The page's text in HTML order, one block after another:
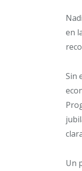
en
Sin
Un